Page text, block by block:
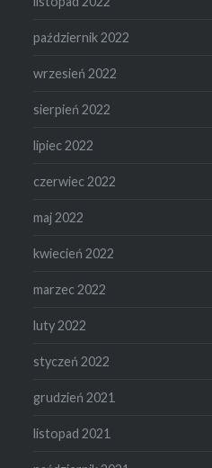
październik 2022
wrzesień 2022
sierpień 2022
lipiec 2022
czerwiec 2022
maj 2022
kwiecień 2022
marzec 2022
luty 2022
styczeń 2022
grudzień 2021
listopad 2021